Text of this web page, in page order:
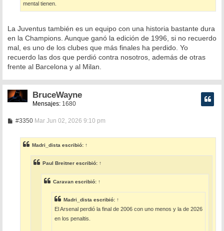
mental tienen.
La Juventus también es un equipo con una historia bastante dura
en la Champions. Aunque ganó la edición de 1996, si no recuerdo
mal, es uno de los clubes que más finales ha perdido. Yo
recuerdo las dos que perdió contra nosotros, además de otras
frente al Barcelona y al Milan.
BruceWayne
Mensajes: 1680
#3350M
a
j
e
Mar Jun 02, 2026 9:10 pm
Madri_dista escribió: ↑
Paul Breitner escribió: ↑
Caravan escribió: ↑
Madri_dista escribió: ↑
El Arsenal perdió la final de 2006 con uno menos y la de 2026
en los penaltis.